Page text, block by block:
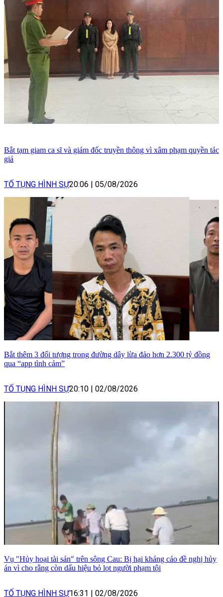
Bắt tạm giam ca sĩ và giám đốc truyền thông vì xâm phạm quyền tác
giả
TỐ TỤNG HÌNH SỰ20:06 05/08/2026
Bắt thêm 3 đối tượng trong đường dây lừa đảo hơn 2.300 tỷ đồng
qua “app tình cảm”
TỐ TỤNG HÌNH SỰ20:10 02/08/2026
Vụ "Hủy hoại tài sản" trên sông Cau: Bị hại kháng cáo đề nghị hủy
án vì cho rằng còn dấu hiệu bỏ lọt người phạm tội
TỐ TỤNG HÌNH SỰ16:31 02/08/2026